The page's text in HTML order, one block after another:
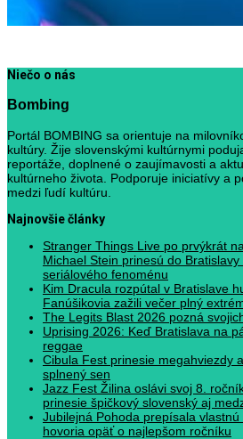
Niečo o nás
Bombing
Portál BOMBING sa orientuje na
kultúry. Žije slovenskými kultúrnymi
reportáže, doplnené o zaujímavosti a
kultúrneho života. Podporuje iniciatívy a
medzi ľudí kultúru.
Najnovšie články
Stranger Things Live po prvýkrát
Michael Stein prinesú do
seriálového fenoménu
Kim Dracula rozpútal v Bratislave
Fanúšikovia zažili večer plný
The Legits Blast 2026 pozná
Uprising 2026: Keď Bratislava na
reggae
Cibula Fest prinesie megahviezdy
splnený sen
Jazz Fest Žilina oslávi svoj 8.
prinesie špičkový slovenský aj
Jubilejná Pohoda prepísala
hovoria opäť o najlepšom ročníku